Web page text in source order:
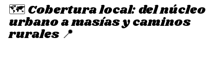
🗺️ Cobertura local: del núcleo
urbano a masías y caminos
rurales 📍